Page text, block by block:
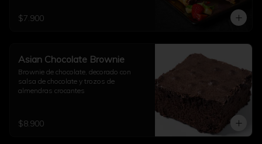
$7.900
Asian Chocolate Brownie
Brownie de chocolate, decorado con
salsa de chocolate y trozos de
almendras crocantes
$8.900